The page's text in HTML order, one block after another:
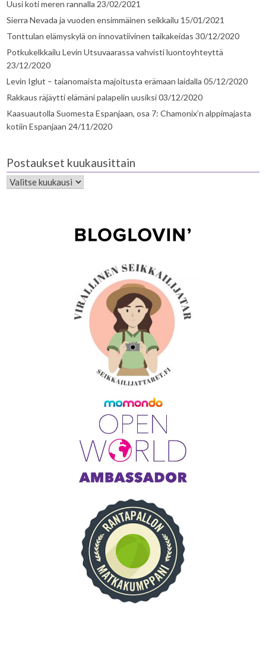
Uusi koti meren rannalla 23/02/2021
Sierra Nevada ja vuoden ensimmäinen seikkailu 15/01/2021
Tonttulan elämyskylä on innovatiivinen taikakeidas 30/12/2020
Potkukelkkailu Levin Utsuvaarassa vahvisti luontoyhteyttä
23/12/2020
Levin Iglut – taianomaista majoitusta erämaan laidalla 05/12/2020
Rakkaus räjäytti elämäni palapelin uusiksi03/12/2020
Kaasuautolla Suomesta Espanjaan, osa 7: Chamonix’n alppimajasta
kotiin Espanjaan 24/11/2020
Postaukset kuukausittain